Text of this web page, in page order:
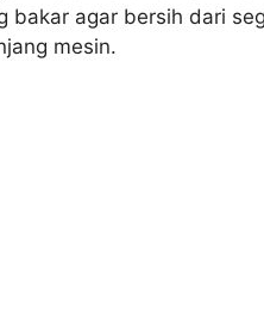
agar bersih dari
mesin.